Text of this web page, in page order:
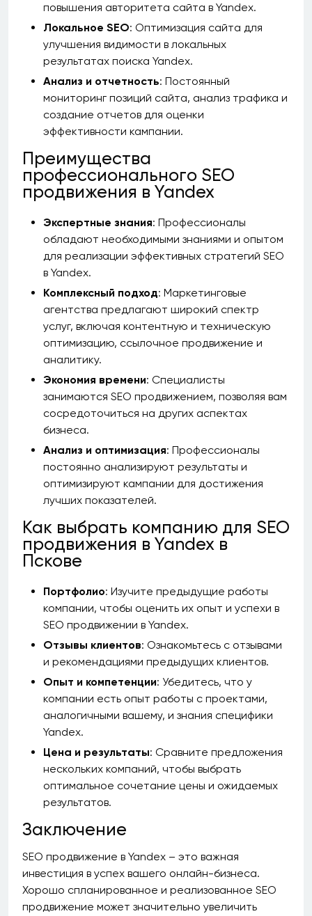
повышения авторитета сайта в Yandex.
Локальное SEO: Оптимизация сайта для
улучшения видимости в локальных
результатах поиска Yandex.
Анализ и отчетность: Постоянный
мониторинг позиций сайта, анализ трафика и
создание отчетов для оценки
эффективности кампании.
Преимущества
профессионального SEO
продвижения в Yandex
Экспертные знания: Профессионалы
обладают необходимыми знаниями и опытом
для реализации эффективных стратегий SEO
в Yandex.
Комплексный подход: Маркетинговые
агентства предлагают широкий спектр
услуг, включая контентную и техническую
оптимизацию, ссылочное продвижение и
аналитику.
Экономия времени: Специалисты
занимаются SEO продвижением, позволяя вам
сосредоточиться на других аспектах
бизнеса.
Анализ и оптимизация: Профессионалы
постоянно анализируют результаты и
оптимизируют кампании для достижения
лучших показателей.
Как выбрать компанию для SEO
продвижения в Yandex в
Пскове
Портфолио: Изучите предыдущие работы
компании, чтобы оценить их опыт и успехи в
SEO продвижении в Yandex.
Отзывы клиентов: Ознакомьтесь с отзывами
и рекомендациями предыдущих клиентов.
Опыт и компетенции: Убедитесь, что у
компании есть опыт работы с проектами,
аналогичными вашему, и знания специфики
Yandex.
Цена и результаты: Сравните предложения
нескольких компаний, чтобы выбрать
оптимальное сочетание цены и ожидаемых
результатов.
Заключение
SEO продвижение в Yandex – это важная
инвестиция в успех вашего онлайн-бизнеса.
Хорошо спланированное и реализованное SEO
продвижение может значительно увеличить